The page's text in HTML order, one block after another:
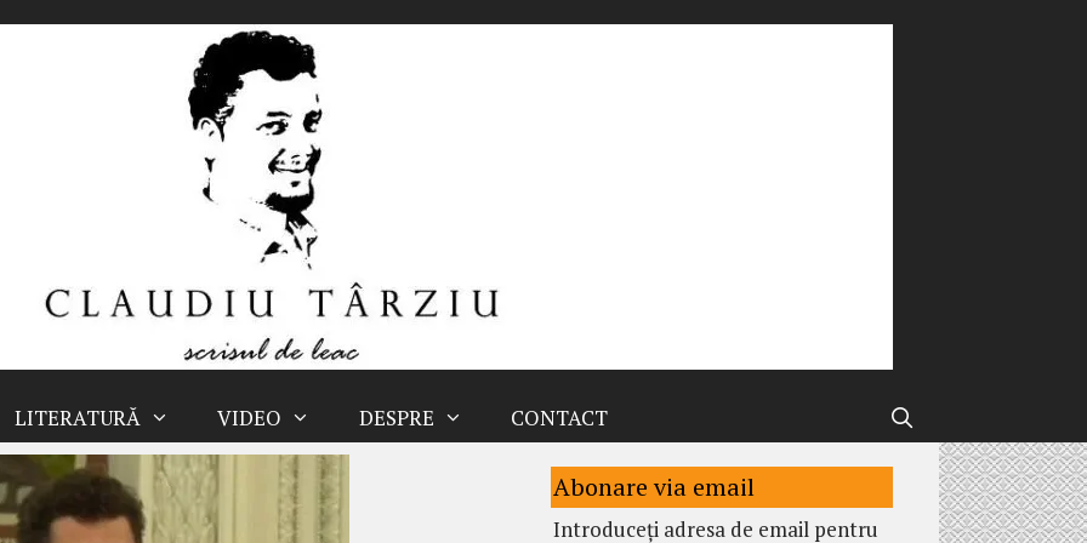
LITERATURĂ VIDEO DESPRE CONTACT
Abonare via email
Introduceți adresa de email pentru